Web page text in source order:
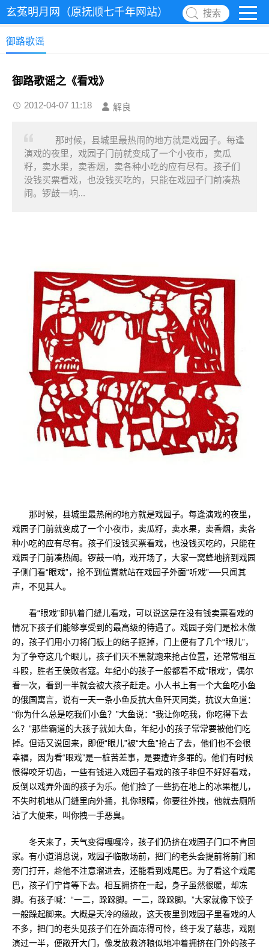
玄菟明月网（原抚顺七千年网站） 搜索
御路歌谣
御路歌谣之《看戏》
2012-04-07 11:18 解良
那时候，县城里最热闹的地方就是戏园子。每逢
演戏的夜里，戏园子门前就变成了一个小夜市，卖瓜
籽，卖水果，卖香烟，卖各种小吃的应有尽有。孩子们
没钱买票看戏，也没钱买吃的，只能在戏园子门前凑热
闹。锣鼓一响...
那时候，县城里最热闹的地方就是戏园子。每逢演戏的夜里，
戏园子门前就变成了一个小夜市，卖瓜籽，卖水果，卖香烟，卖各
种小吃的应有尽有。孩子们没钱买票看戏，也没钱买吃的，只能在
戏园子门前凑热闹。锣鼓一响，戏开场了，大家一窝蜂地挤到戏园
子侧门看“眼戏”，抢不到位置就站在戏园子外面“听戏”──只闻其
声，不见其人。
看“眼戏”即扒着门缝儿看戏，可以说这是在没有钱卖票看戏的
情况下孩子们能够享受到的最高级的待遇了。戏园子旁门是松木做
的，孩子们用小刀将门板上的结子抠掉，门上便有了几个“眼儿”，
为了争夺这几个眼儿，孩子们天不黑就跑来抢占位置，还常常相互
斗殴，胜者王侯败者寇。年纪小的孩子一般都看不成“眼戏”，偶尔
看一次，看到一半就会被大孩子赶走。小人书上有一个大鱼吃小鱼
的俄国寓言，说有一天一条小鱼反抗大鱼歼灭同类，抗议大鱼道：
“你为什么总是吃我们小鱼？”大鱼说：“我让你吃我，你吃得下去
么？”那些霸道的大孩子就如大鱼，年纪小的孩子常常要被他们吃
掉。但话又说回来，即便“眼儿”被“大鱼”抢占了去，他们也不会很
幸福，因为看“眼戏”是一桩苦差事，是要遭许多罪的。他们有时候
恨得咬牙切齿，一些有钱进入戏园子看戏的孩子非但不好好看戏，
反倒以戏弄外面的孩子为乐。他们捡了一些扔在地上的冰果棍儿，
不失时机地从门缝里向外捅，扎你眼睛，你要往外拽，他就去厕所
沾了大便来，叫你拽一手恶臭。
冬天来了，天气变得嘎嘎冷，孩子们仍挤在戏园子门口不肯回
家。有小道消息说，戏园子临散场前，把门的老头会提前将前门和
旁门打开，趁他不注意溜进去，还能看到戏尾巴。为了看这个戏尾
巴，孩子们宁肯等下去。相互拥挤在一起，身子虽然很暖，却冻
脚。有孩子喊：“一二，跺跺脚。一二，跺跺脚。”大家就像下饺子
一般跺起脚来。大概是天冷的缘故，这天夜里到戏园子里看戏的人
不多，把门的老头见孩子们在外面冻得可怜，终于发了慈悲，戏刚
演过一半，便敞开大门，像发放救济粮似地冲着拥挤在门外的孩子